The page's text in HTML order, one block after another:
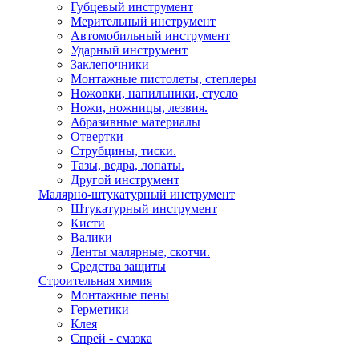
Губцевый инструмент
Мерительный инструмент
Автомобильный инструмент
Ударный инструмент
Заклепочники
Монтажные пистолеты, степлеры
Ножовки, напильники, стусло
Ножи, ножницы, лезвия.
Абразивные материалы
Отвертки
Cтрубцины, тиски.
Тазы, ведра, лопаты.
Другой инструмент
Малярно-штукатурный инструмент
Штукатурный инструмент
Кисти
Валики
Ленты малярные, скотчи.
Средства защиты
Строительная химия
Монтажные пены
Герметики
Клея
Спрей - смазка